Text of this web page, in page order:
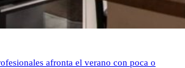
afronta el verano con poca o